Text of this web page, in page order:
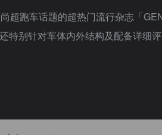
超跑车话题的超热门流行杂志「
特别针对车体内外结构及配备详细